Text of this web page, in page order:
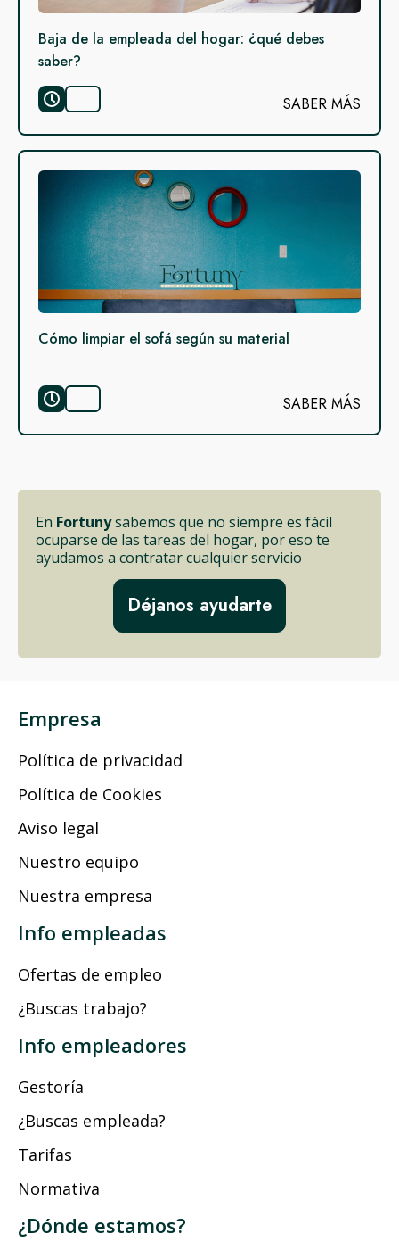
Baja de la empleada del hogar: ¿qué debes
saber?
SABER MÁS
Cómo limpiar el sofá según su material
SABER MÁS
En Fortunysabemos que no siempre es fácil
ocuparse de las tareas del hogar, por eso te
ayudamos a contratar cualquier servicio
Déjanos ayudarte
Empresa
Política de privacidad
Política de Cookies
Aviso legal
Nuestro equipo
Nuestra empresa
Info empleadas
Ofertas de empleo
¿Buscas trabajo?
Info empleadores
Gestoría
¿Buscas empleada?
Tarifas
Normativa
¿Dónde estamos?